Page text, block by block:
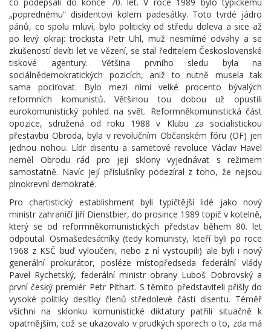
„poprednému“ disidentovi kolem padesátky. Toto tvrdé jádro
pánů, co spolu mluví, bylo politicky od středu doleva a sice až
po levý okraj: trockista Petr Uhl, muž nesmírné odvahy a se
zkušeností devíti let ve vězení, se stal ředitelem Československé
tiskové agentury. Většina prvního sledu byla na
sociálnědemokratických pozicích, aniž to nutně musela tak
sama pociťovat. Bylo mezi nimi velké procento bývalých
reformních komunistů. Většinou tou dobou už opustili
eurokomunistický pohled na svět. Reformněkomunistická část
opozice, sdružená od roku 1988 v Klubu za socialistickou
přestavbu Obroda, byla v revolučním Občanském fóru (OF) jen
jednou nohou. Lídr disentu a sametové revoluce Václav Havel
neměl Obrodu rád pro její sklony vyjednávat s režimem
samostatně. Navíc její příslušníky podezíral z toho, že nejsou
plnokrevní demokraté.
Pro chartistický establishment byli typičtější lidé jako nový
ministr zahraničí Jiří Dienstbier, do prosince 1989 topič v kotelně,
který se od reformněkomunistických představ během 80. let
odpoutal. Osmašedesátníky (tedy komunisty, kteří byli po roce
1968 z KSČ buď vyloučeni, nebo z ní vystoupili) ale byli i nový
generální prokurátor, posléze místopředseda federální vlády
Pavel Rychetský, federální ministr obrany Luboš Dobrovský a
první český premiér Petr Pithart. S těmito představiteli přišly do
vysoké politiky desítky členů středolevé části disentu. Téměř
všichni na sklonku komunistické diktatury patřili situačně k
opatrnějším, což se ukazovalo v prudkých sporech o to, zda má